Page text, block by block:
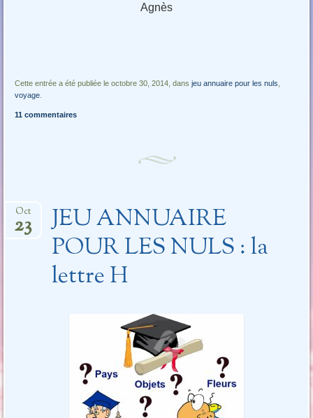
Agnès
Cette entrée a été publiée le octobre 30, 2014, dansjeu annuaire pour les nuls
voyage
11 commentaires
JEU ANNUAIRE
POUR LES NULS : la
lettre H
Oct
23